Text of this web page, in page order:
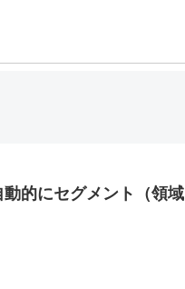
的にセグメント（領域